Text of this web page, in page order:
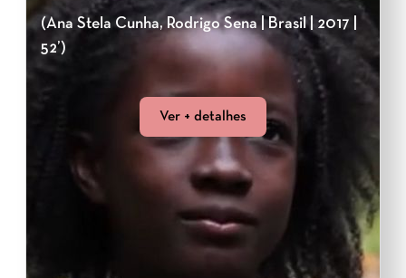
(Ana Stela Cunha, Rodrigo Sena | Brasil | 2017 |
52’)
Ver + detalhes